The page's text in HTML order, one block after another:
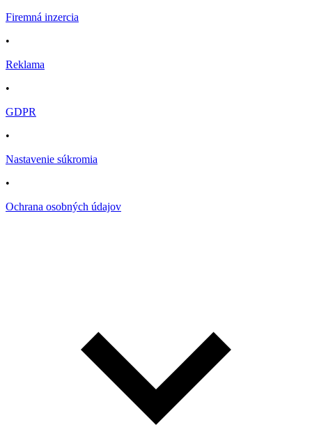
Firemná inzercia
•
Reklama
•
GDPR
•
Nastavenie súkromia
•
Ochrana osobných údajov